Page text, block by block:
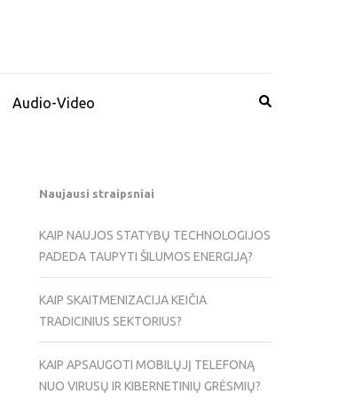
Audio-Video
Naujausi straipsniai
KAIP NAUJOS STATYBŲ TECHNOLOGIJOS
PADEDA TAUPYTI ŠILUMOS ENERGIJĄ?
KAIP SKAITMENIZACIJA KEIČIA
TRADICINIUS SEKTORIUS?
KAIP APSAUGOTI MOBILŲJĮ TELEFONĄ
NUO VIRUSŲ IR KIBERNETINIŲ GRĖSMIŲ?